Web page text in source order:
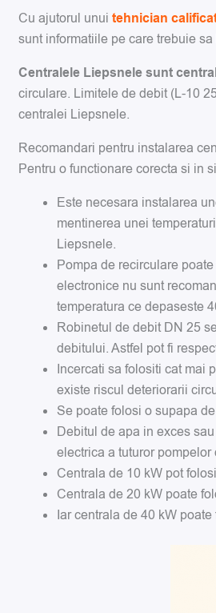
Cu ajutorul unuitehnician
sunt informatiile pe care trebuie
Centralele Liepsnele sunt
circulare. Limitele de debit (L-10
centralei Liepsnele.
Recomandari pentru instalarea
Pentru o functionare corecta si in
Este necesara instalarea
mentinerea unei
Liepsnele.
Pompa de recirculare
electronice nu sunt
temperatura ce depaseste
Robinetul de debit DN 25
debitului. Astfel pot fi
Incercati sa folositi cat mai
existe riscul deteriorarii
Se poate folosi o supapa
Debitul de apa in exces
electrica a tuturor pompelor
Centrala de 10 kW pot
Centrala de 20 kW poate
Iar centrala de 40 kW